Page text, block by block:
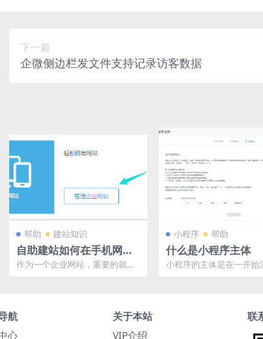
下一篇
企微侧边栏发文件支持记录访客数据
帮助 建站知识
自助建站如何在手机网站
上增加产品展示
作为一个企业网站，重要的就是
小程序 帮助
什么是小程序主体
小程序的主体是在一开始
航
心
关于本站
VIP介绍
联